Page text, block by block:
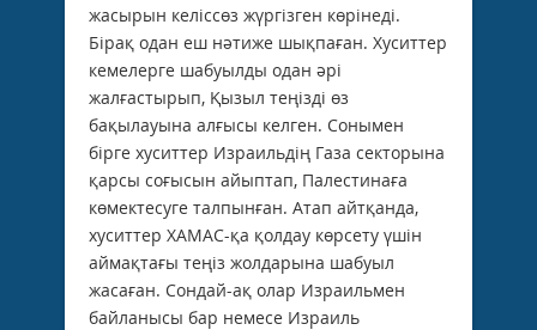
жасырын келіссөз жүргізген көрінеді.
Бірақ одан еш нәтиже шықпаған. Хуситтер
кемелерге шабуылды одан әрі
жалғастырып, Қызыл теңізді өз
бақылауына алғысы келген. Сонымен
бірге хуситтер Израильдің Газа секторына
қарсы соғысын айыптап, Палестинаға
көмектесуге талпынған. Атап айтқанда,
хуситтер ХАМАС-қа қолдау көрсету үшін
аймақтағы теңіз жолдарына шабуыл
жасаған. Сондай-ақ олар Израильмен
байланысы бар немесе Израиль